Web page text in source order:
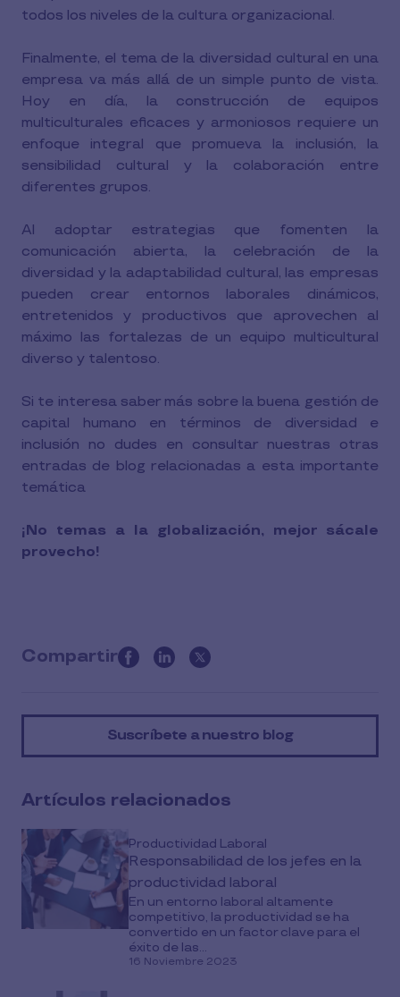
todos los niveles de la cultura organizacional.
Finalmente, el tema de la diversidad cultural en una
empresa va más allá de un simple punto de vista.
Hoy en día, la construcción de equipos
multiculturales eficaces y armoniosos requiere un
enfoque integral que promueva la inclusión, la
sensibilidad cultural y la colaboración entre
diferentes grupos.
Al adoptar estrategias que fomenten la
comunicación abierta, la celebración de la
diversidad y la adaptabilidad cultural, las empresas
pueden crear entornos laborales dinámicos,
entretenidos y productivos que aprovechen al
máximo las fortalezas de un equipo multicultural
diverso y talentoso.
Si te interesa saber más sobre la buena gestión de
capital humano en términos de diversidad e
inclusión no dudes en consultar nuestras otras
entradas de blog relacionadas a esta importante
temática
¡No temas a la globalización, mejor sácale
provecho!
Compartir
this
on
Suscríbete a nuestro blog
Artículos relacionados
Productividad Laboral
Responsabilidad de los jefes en la
productividad laboral
En un entorno laboral altamente
competitivo, la productividad se ha
convertido en un factor clave para el
éxito de las...
16 Noviembre 2023